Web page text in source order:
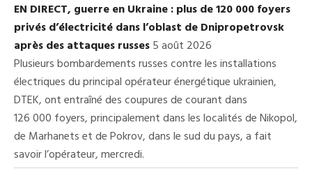
EN DIRECT, guerre en Ukraine : plus de 120 000 foyers
privés d’électricité dans l’oblast de Dnipropetrovsk
après des attaques russes5 août 2026
Plusieurs bombardements russes contre les installations
électriques du principal opérateur énergétique ukrainien,
DTEK, ont entraîné des coupures de courant dans
126 000 foyers, principalement dans les localités de Nikopol,
de Marhanets et de Pokrov, dans le sud du pays, a fait
savoir l’opérateur, mercredi.